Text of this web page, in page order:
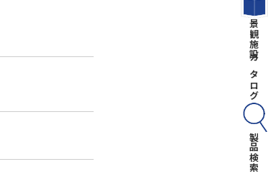
景観施設カタログ
製品検索